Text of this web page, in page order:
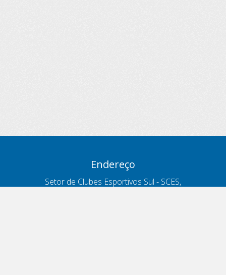
Endereço
Setor de Clubes Esportivos Sul - SCES,